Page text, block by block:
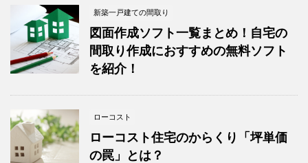
新築一戸建ての間取り
図面作成ソフト一覧まとめ！自宅の
間取り作成におすすめの無料ソフト
を紹介！
ローコスト
ローコスト住宅のからくり「坪単価
の罠」とは？